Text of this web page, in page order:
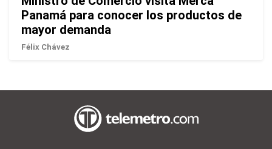
Panamá para conocer los productos de
mayor demanda
Félix Chávez